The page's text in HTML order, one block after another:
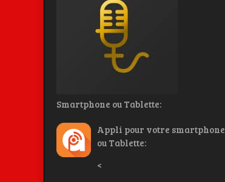
Smartphone ou Tablette:
Appli pour votre smartphone
ou Tablette:
<